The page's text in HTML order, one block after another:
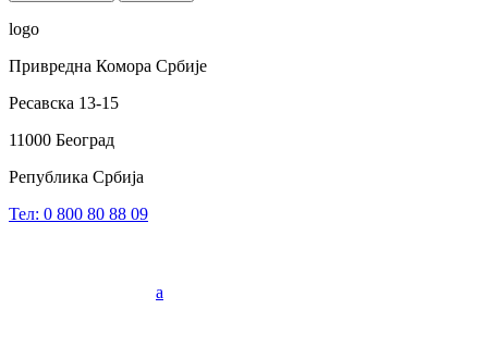
logo
Привредна Комора Србије
Ресавска 13-15
11000 Београд
Република Србија
Тел: 0 800 80 88 09
a